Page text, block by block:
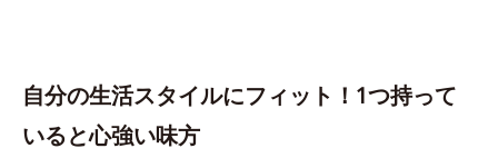
自分の生活スタイルにフィット！1つ持って
いると心強い味方